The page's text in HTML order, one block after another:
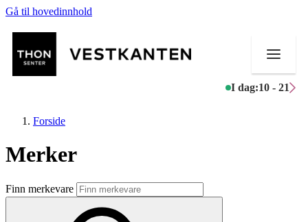
Gå til hovedinnhold
I dag:10 - 21
Butikker
Mat og drikke
Forside
Merker
Finn merkevare